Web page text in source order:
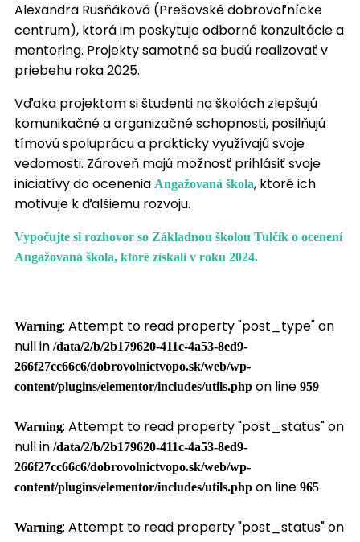
Alexandra Rusňáková (Prešovské dobrovoľnícke
centrum), ktorá im poskytuje odborné konzultácie a
mentoring. Projekty samotné sa budú realizovať v
priebehu roka 2025.
Vďaka projektom si študenti na školách zlepšujú
komunikačné a organizačné schopnosti, posilňujú
tímovú spoluprácu a prakticky využívajú svoje
vedomosti. Zároveň majú možnosť prihlásiť svoje
iniciatívy do ocenenia Angažovaná škola, ktoré ich
motivuje k ďalšiemu rozvoju.
Vypočujte si rozhovor so Základnou školou Tulčík o ocenení
Angažovaná škola, ktoré získali v roku 2024.
Warning: Attempt to read property "post_type" on
null in /data/2/b/2b179620-411c-4a53-8ed9-
266f27cc66c6/dobrovolnictvopo.sk/web/wp-
content/plugins/elementor/includes/utils.php on line 959
Warning: Attempt to read property "post_status" on
null in /data/2/b/2b179620-411c-4a53-8ed9-
266f27cc66c6/dobrovolnictvopo.sk/web/wp-
content/plugins/elementor/includes/utils.php on line 965
Warning: Attempt to read property "post_status" on